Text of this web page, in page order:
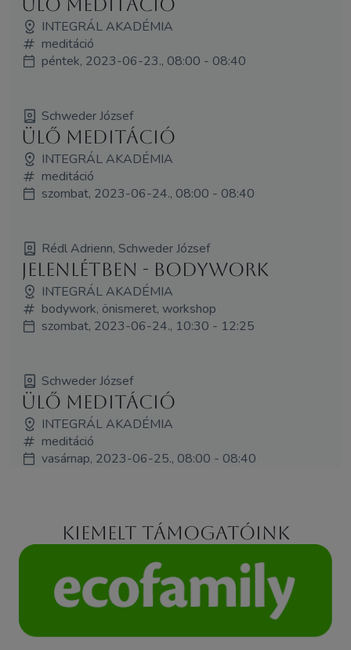
Ülő meditáció
INTEGRÁL AKADÉMIA
meditáció
péntek, 2023-06-23., 08:00 - 08:40
Schweder József
Ülő meditáció
INTEGRÁL AKADÉMIA
meditáció
szombat, 2023-06-24., 08:00 - 08:40
Rédl Adrienn, Schweder József
JelenLÉTben - Bodywork
INTEGRÁL AKADÉMIA
bodywork, önismeret, workshop
szombat, 2023-06-24., 10:30 - 12:25
Schweder József
Ülő meditáció
INTEGRÁL AKADÉMIA
meditáció
vasárnap, 2023-06-25., 08:00 - 08:40
Kiemelt támogatóink